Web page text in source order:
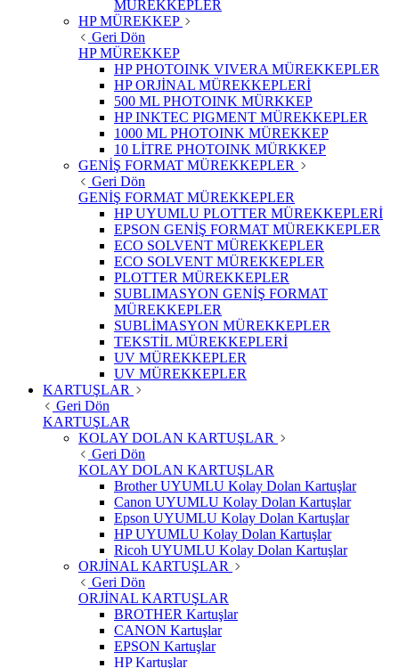
MÜREKKEPLER
HP MÜREKKEP
Geri Dön
HP MÜREKKEP
HP PHOTOINK VIVERA MÜREKKEPLER
HP ORJİNAL MÜREKKEPLERİ
500 ML PHOTOINK MÜRKKEP
HP INKTEC PIGMENT MÜREKKEPLER
1000 ML PHOTOINK MÜREKKEP
10 LİTRE PHOTOINK MÜRKKEP
GENİŞ FORMAT MÜREKKEPLER
Geri Dön
GENİŞ FORMAT MÜREKKEPLER
HP UYUMLU PLOTTER MÜREKKEPLERİ
EPSON GENİŞ FORMAT MÜREKKEPLER
ECO SOLVENT MÜREKKEPLER
ECO SOLVENT MÜREKKEPLER
PLOTTER MÜREKKEPLER
SUBLIMASYON GENİŞ FORMAT
MÜREKKEPLER
SUBLİMASYON MÜREKKEPLER
TEKSTİL MÜREKKEPLERİ
UV MÜREKKEPLER
UV MÜREKKEPLER
KARTUŞLAR
Geri Dön
KARTUŞLAR
KOLAY DOLAN KARTUŞLAR
Geri Dön
KOLAY DOLAN KARTUŞLAR
Brother UYUMLU Kolay Dolan Kartuşlar
Canon UYUMLU Kolay Dolan Kartuşlar
Epson UYUMLU Kolay Dolan Kartuşlar
HP UYUMLU Kolay Dolan Kartuşlar
Ricoh UYUMLU Kolay Dolan Kartuşlar
ORJİNAL KARTUŞLAR
Geri Dön
ORJİNAL KARTUŞLAR
BROTHER Kartuşlar
CANON Kartuşlar
EPSON Kartuşlar
HP Kartuşlar